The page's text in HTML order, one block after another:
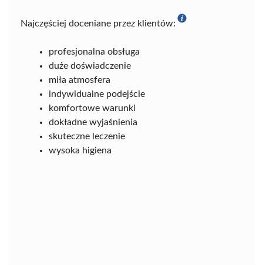
Najczęściej doceniane przez klientów:
profesjonalna obsługa
duże doświadczenie
miła atmosfera
indywidualne podejście
komfortowe warunki
dokładne wyjaśnienia
skuteczne leczenie
wysoka higiena